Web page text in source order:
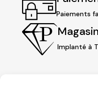
Paiements
Implanté à